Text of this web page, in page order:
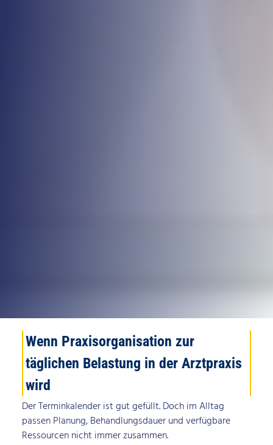
Wenn Praxisorganisation zur
täglichen Belastung in der Arztpraxis
wird
Der Terminkalender ist gut gefüllt. Doch im Alltag
passen Planung, Behandlungsdauer und verfügbare
Ressourcen nicht immer zusammen.